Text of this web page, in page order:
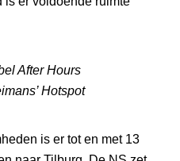
After Hours
Hotspot
is er tot en met 13